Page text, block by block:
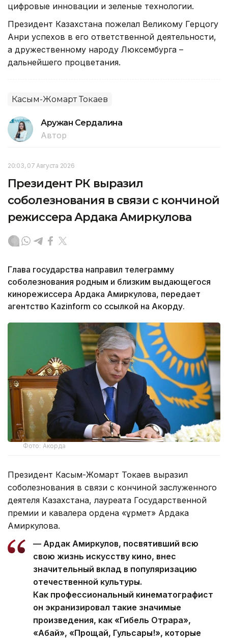
цифровые инновации и зеленые технологии.
Президент Казахстана пожелал Великому Герцогу
Анри успехов в его ответственной деятельности,
а дружественному народу Люксембурга –
дальнейшего процветания.
Касым-Жомарт Токаев
Аружан Сердалина
Автор
20:03, 07 Августа 2026
Президент РК выразил
соболезнования в связи с кончиной
режиссера Ардака Амиркулова
Глава государства направил телеграмму
соболезнования родным и близким выдающегося
кинорежиссера Ардака Амиркулова, передает
агентство Kazinform со ссылкой на Акорду.
Фото: Акорда
Президент Касым-Жомарт Токаев выразил
соболезнования в связи с кончиной заслуженного
деятеля Казахстана, лауреата Государственной
премии и кавалера ордена «Құрмет» Ардака
Амиркулова.
— Ардак Амиркулов, посвятивший всю
свою жизнь искусству кино, внес
значительный вклад в популяризацию
отечественной культуры.
Как профессиональный кинематографист
он экранизировал такие значимые
произведения, как «Гибель Отрара»,
«Абай», «Прощай, Гульсары!», которые